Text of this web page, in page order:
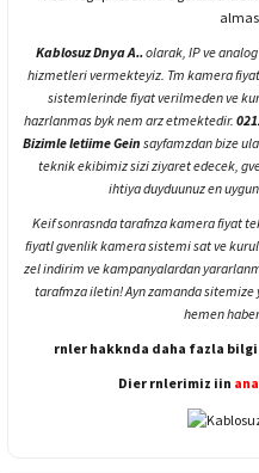
Kablosuz Dnya A..olarak, IP ve
hizmetleri vermekteyiz. Tm kamera
sistemlerinde fiyat verilmeden ve
hazrlanmas byk nem arz etmektedir.
Bizimle letiime Gein sayfamzdan bize
teknik ekibimiz sizi ziyaret edecek,
ihtiya duyduunuz en
Keif sonrasnda tarafnza kamera fiyat
fiyatl gvenlik kamera sistemi sat ve
zel indirim ve kampanyalardan
tarafmza iletin! Ayn zamanda
hemen
rnler hakknda daha fazla
Dier rnlerimiz iin